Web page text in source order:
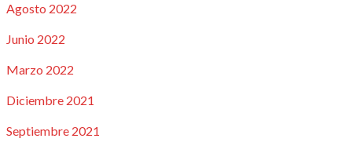
Agosto 2022
Junio 2022
Marzo 2022
Diciembre 2021
Septiembre 2021